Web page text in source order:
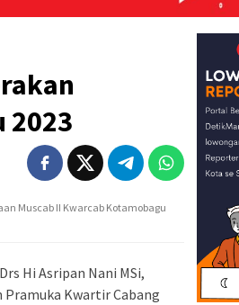
2023
Muscab II Kwarcab Kotamobagu
Hi Asripan Nani MSi,
Pramuka Kwartir Cabang